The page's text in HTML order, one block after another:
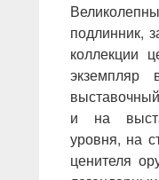
подлинник,
коллекции
экземпляр
и на
уровня, на
ценителя